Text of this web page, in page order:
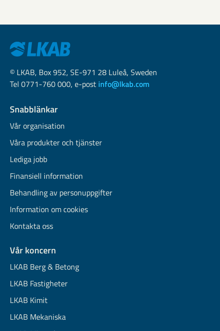
© LKAB, Box 952, SE-971 28 Luleå, Sweden
Tel 0771-760 000, e-post info@lkab.com
Snabblänkar
Vår organisation
Våra produkter och tjänster
Lediga jobb
Finansiell information
Behandling av personuppgifter
Information om cookies
Kontakta oss
Vår koncern
LKAB Berg & Betong
LKAB Fastigheter
LKAB Kimit
LKAB Mekaniska